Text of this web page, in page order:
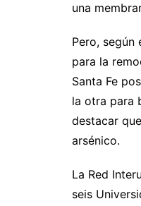
una
Pero,
para la
Santa Fe
la otra para
destacar
arsénico.
La Red
seis